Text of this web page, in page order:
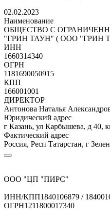
02.02.2023
Наименование
ОБЩЕСТВО С
"ГРИН ТАУН" ( ООО "ГРИН
ИНН
1660314340
ОГРН
1181690050915
КПП
166001001
ДИРЕКТОР
Антонова Наталья
Юридический адрес
г Казань, ул Карбышева, д 40,
Фактический адрес
Россия, Респ Татарстан, г
ООО "ЦП "ПИРС"
ИНН/КПП1840106879 /
ОГРН1211800017340